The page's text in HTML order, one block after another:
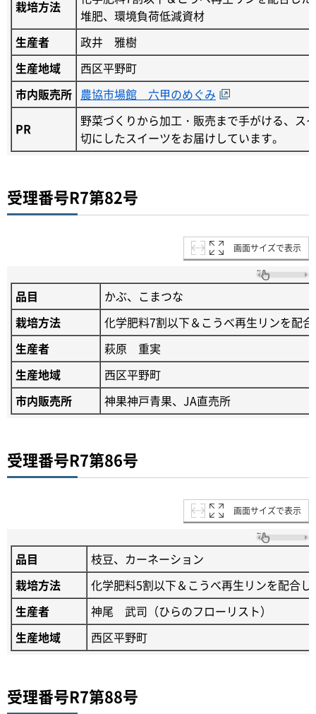
栽培方法
堆肥、環境負荷低減資材
生産者
政井 雅樹
生産地域
西区平野町
市内販売所 農協市場館 六甲のめぐみ
PR
野菜づくりから加工・販売まで手がける、ス
切にしたスイーツをお届けしています。
受理番号R7第82号
画面サイズで表示
品目
かぶ、こまつな
栽培方法
化学肥料7割以下＆こうべ再生リンを配
生産者
萩原 重実
生産地域
西区平野町
市内販売所
神果神戸青果、JA直売所
受理番号R7第86号
画面サイズで表示
品目
枝豆、カーネーション
栽培方法
化学肥料5割以下＆こうべ再生リンを配合し
生産者
神尾 武司（ひらのフローリスト）
生産地域
西区平野町
受理番号R7第88号